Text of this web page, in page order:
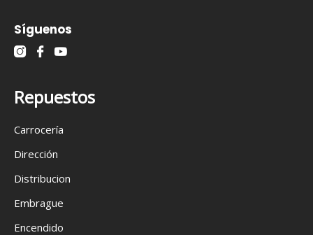
Síguenos
Repuestos
Carrocería
Dirección
Distribucion
Embrague
Encendido